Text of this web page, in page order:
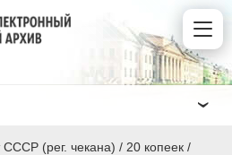
СССР (рег. чекана) / 20 копеек /